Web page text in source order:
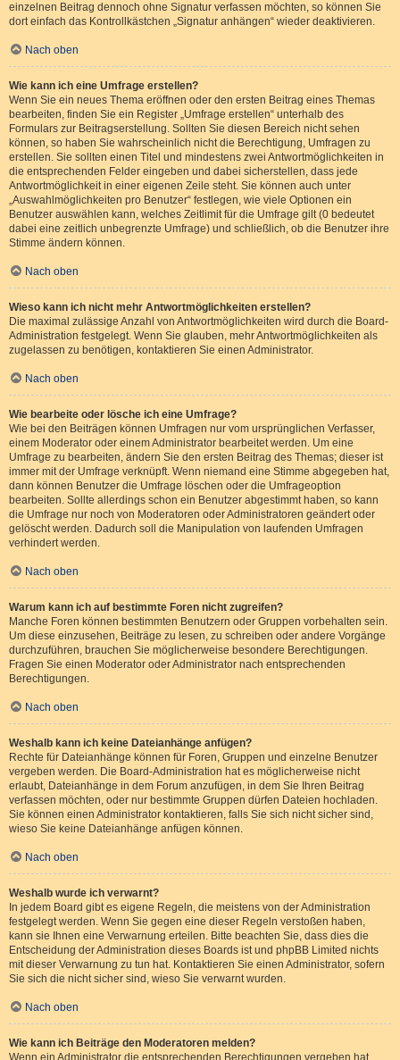
einzelnen Beitrag dennoch ohne Signatur verfassen möchten, so können Sie
dort einfach das Kontrollkästchen „Signatur anhängen“ wieder deaktivieren.
Nach oben
Wie kann ich eine Umfrage erstellen?
Wenn Sie ein neues Thema eröffnen oder den ersten Beitrag eines Themas
bearbeiten, finden Sie ein Register „Umfrage erstellen“ unterhalb des
Formulars zur Beitragserstellung. Sollten Sie diesen Bereich nicht sehen
können, so haben Sie wahrscheinlich nicht die Berechtigung, Umfragen zu
erstellen. Sie sollten einen Titel und mindestens zwei Antwortmöglichkeiten in
die entsprechenden Felder eingeben und dabei sicherstellen, dass jede
Antwortmöglichkeit in einer eigenen Zeile steht. Sie können auch unter
„Auswahlmöglichkeiten pro Benutzer“ festlegen, wie viele Optionen ein
Benutzer auswählen kann, welches Zeitlimit für die Umfrage gilt (0 bedeutet
dabei eine zeitlich unbegrenzte Umfrage) und schließlich, ob die Benutzer ihre
Stimme ändern können.
Nach oben
Wieso kann ich nicht mehr Antwortmöglichkeiten erstellen?
Die maximal zulässige Anzahl von Antwortmöglichkeiten wird durch die Board-
Administration festgelegt. Wenn Sie glauben, mehr Antwortmöglichkeiten als
zugelassen zu benötigen, kontaktieren Sie einen Administrator.
Nach oben
Wie bearbeite oder lösche ich eine Umfrage?
Wie bei den Beiträgen können Umfragen nur vom ursprünglichen Verfasser,
einem Moderator oder einem Administrator bearbeitet werden. Um eine
Umfrage zu bearbeiten, ändern Sie den ersten Beitrag des Themas; dieser ist
immer mit der Umfrage verknüpft. Wenn niemand eine Stimme abgegeben hat,
dann können Benutzer die Umfrage löschen oder die Umfrageoption
bearbeiten. Sollte allerdings schon ein Benutzer abgestimmt haben, so kann
die Umfrage nur noch von Moderatoren oder Administratoren geändert oder
gelöscht werden. Dadurch soll die Manipulation von laufenden Umfragen
verhindert werden.
Nach oben
Warum kann ich auf bestimmte Foren nicht zugreifen?
Manche Foren können bestimmten Benutzern oder Gruppen vorbehalten sein.
Um diese einzusehen, Beiträge zu lesen, zu schreiben oder andere Vorgänge
durchzuführen, brauchen Sie möglicherweise besondere Berechtigungen.
Fragen Sie einen Moderator oder Administrator nach entsprechenden
Berechtigungen.
Nach oben
Weshalb kann ich keine Dateianhänge anfügen?
Rechte für Dateianhänge können für Foren, Gruppen und einzelne Benutzer
vergeben werden. Die Board-Administration hat es möglicherweise nicht
erlaubt, Dateianhänge in dem Forum anzufügen, in dem Sie Ihren Beitrag
verfassen möchten, oder nur bestimmte Gruppen dürfen Dateien hochladen.
Sie können einen Administrator kontaktieren, falls Sie sich nicht sicher sind,
wieso Sie keine Dateianhänge anfügen können.
Nach oben
Weshalb wurde ich verwarnt?
In jedem Board gibt es eigene Regeln, die meistens von der Administration
festgelegt werden. Wenn Sie gegen eine dieser Regeln verstoßen haben,
kann sie Ihnen eine Verwarnung erteilen. Bitte beachten Sie, dass dies die
Entscheidung der Administration dieses Boards ist und phpBB Limited nichts
mit dieser Verwarnung zu tun hat. Kontaktieren Sie einen Administrator, sofern
Sie sich die nicht sicher sind, wieso Sie verwarnt wurden.
Nach oben
Wie kann ich Beiträge den Moderatoren melden?
Wenn ein Administrator die entsprechenden Berechtigungen vergeben hat,